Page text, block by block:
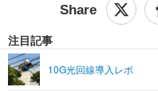
ショッピング
エンタメTOP
ライフTOP
リリース一覧
注目記事
10G光回線導入レポ